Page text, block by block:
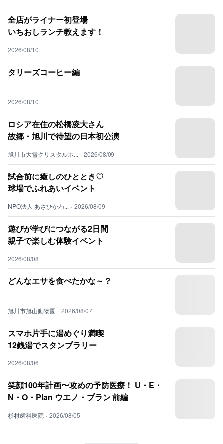
全店がライナー初登場
いちおしランチ教えます！
2026/08/10
タリーズコーヒー編
2026/08/10
ロシア在住の松橋凌大さん
故郷・旭川で待望の日本初公演
旭川市大雪クリスタルホ... · 2026/08/09
試合前に癒しのひととき♡
球場でふれあいイベント
NPO法人 あさひかわ... · 2026/08/09
遊びが学びにつながる2日間
親子で楽しむ体験イベント
2026/08/08
どんなエサを食べたかな～？
旭川市旭山動物園 · 2026/08/07
スマホ片手に湯めぐり満喫
12銭湯でスタンプラリー
2026/08/06
笑顔100年計画〜攻めの予防医療！ U・E・
N・O・Plan ウエノ・プラン 前編
杉村歯科医院 · 2026/08/05